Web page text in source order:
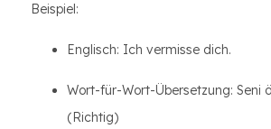
Beispiel:
Englisch: Ich vermisse dich.
Wort-für-Wort-Übersetzung: Seni
(Richtig)